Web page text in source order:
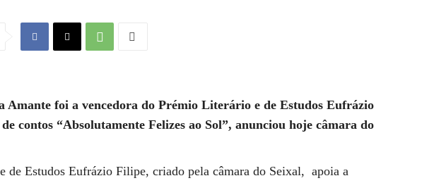
Amante foi a vencedora do Prémio Literário e de Estudos Eufrázio
contos “Absolutamente Felizes ao Sol”, anunciou hoje câmara do
de Estudos Eufrázio Filipe, criado pela câmara do Seixal, apoia a